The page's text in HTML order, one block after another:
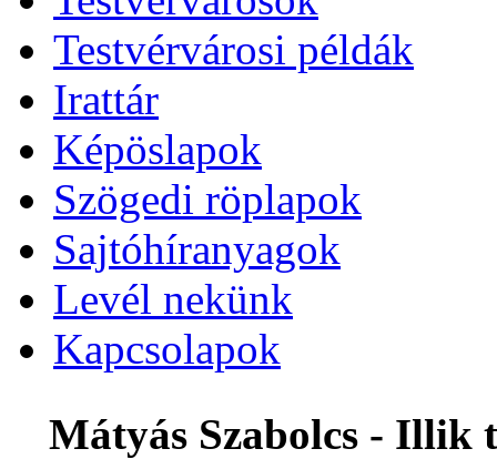
Testvérvárosi példák
Irattár
Képöslapok
Szögedi röplapok
Sajtóhíranyagok
Levél nekünk
Kapcsolapok
Mátyás Szabolcs - Illik